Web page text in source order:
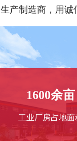
产制造商，用诚
1600余亩
工业厂房占地面